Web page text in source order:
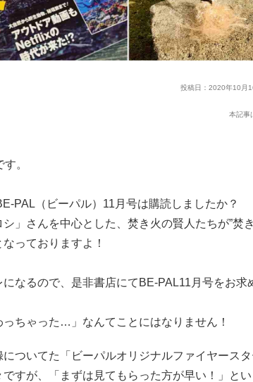
投稿日：2020年10月
本記事
。
PAL（ビーパル）11月号は購読しましたか？
」さんを中心とした、焚き火の賢人たちが”焚
っておりますよ！
なるので、是非書店にてBE-PAL11月号をお求
っちゃった…」なんてことにはなりません！
ついてた「ビーパルオリジナルファイヤースタ
すが、「まずは見てもらった方が早い！」と